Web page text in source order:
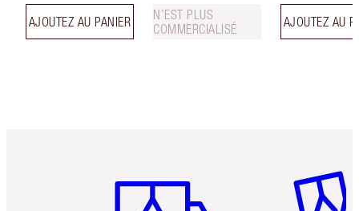
AJOUTEZ AU PANIER
N’EST PLUS
COMMERCIALISÉ
AJOUTEZ AU